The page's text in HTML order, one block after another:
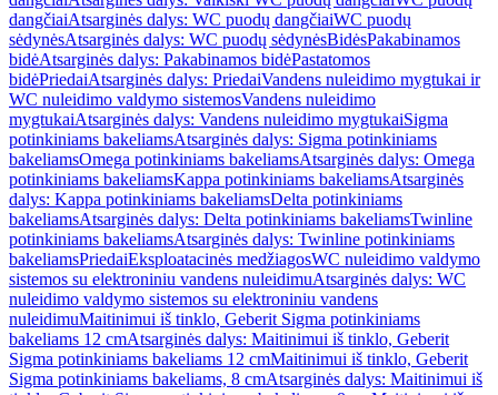
dangčiaiAtsarginės dalys: WC puodų dangčiaiWC puodų
sėdynėsAtsarginės dalys: WC puodų sėdynėsBidėsPakabinamos
bidėAtsarginės dalys: Pakabinamos bidėPastatomos
bidėPriedaiAtsarginės dalys: PriedaiVandens nuleidimo mygtukai ir
WC nuleidimo valdymo sistemosVandens nuleidimo
mygtukaiAtsarginės dalys: Vandens nuleidimo mygtukaiSigma
potinkiniams bakeliamsAtsarginės dalys: Sigma potinkiniams
bakeliamsOmega potinkiniams bakeliamsAtsarginės dalys: Omega
potinkiniams bakeliamsKappa potinkiniams bakeliamsAtsarginės
dalys: Kappa potinkiniams bakeliamsDelta potinkiniams
bakeliamsAtsarginės dalys: Delta potinkiniams bakeliamsTwinline
potinkiniams bakeliamsAtsarginės dalys: Twinline potinkiniams
bakeliamsPriedaiEksploatacinės medžiagosWC nuleidimo valdymo
sistemos su elektroniniu vandens nuleidimuAtsarginės dalys: WC
nuleidimo valdymo sistemos su elektroniniu vandens
nuleidimuMaitinimui iš tinklo, Geberit Sigma potinkiniams
bakeliams 12 cmAtsarginės dalys: Maitinimui iš tinklo, Geberit
Sigma potinkiniams bakeliams 12 cmMaitinimui iš tinklo, Geberit
Sigma potinkiniams bakeliams, 8 cmAtsarginės dalys: Maitinimui iš